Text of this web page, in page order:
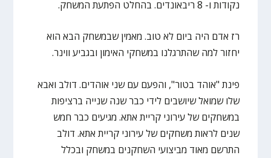
נקודות ו- 8 ריבאונדים. בהחלט הפתעת המשחק.
רז אדם היה ביום לא טוב. מאמין שבמשחק הבא הוא
יחזור למה שהתרגלנו במשחקי האימון ובגביע ווינר.
פינת "אוהד בטור", והפעם עם שני אוהדים. דולב ואבא
שלו שמואל שיושבים לידי כבר שנה שנייה ברציפות
במשחקים של עירוני קריית אתא. מגיעים כבר חמש
שנים לראות משחקים של עירוני קריית אתא. דולב
התרשם מאוד מביצועי השחקנים במשחק ובכלל